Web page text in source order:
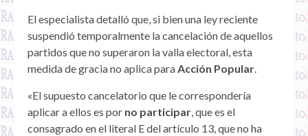
El especialista detalló que, si bien una ley reciente
suspendió temporalmente la cancelación de aquellos
partidos que no superaron la valla electoral, esta
medida de gracia no aplica paraAcción Popular.
«El supuesto cancelatorio que le correspondería
aplicar a ellos es por no participar, que es el
consagrado en el literal E del artículo 13, que no ha